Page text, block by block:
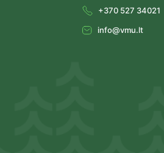
+370 527 34021
info@vmu.lt